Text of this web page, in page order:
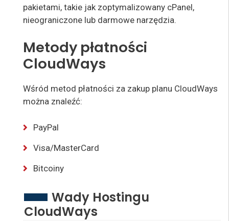
pakietami, takie jak zoptymalizowany cPanel,
nieograniczone lub darmowe narzędzia.
Metody płatności
CloudWays
Wśród metod płatności za zakup planu CloudWays
można znaleźć:
PayPal
Visa/MasterCard
Bitcoiny
Wady Hostingu
CloudWays